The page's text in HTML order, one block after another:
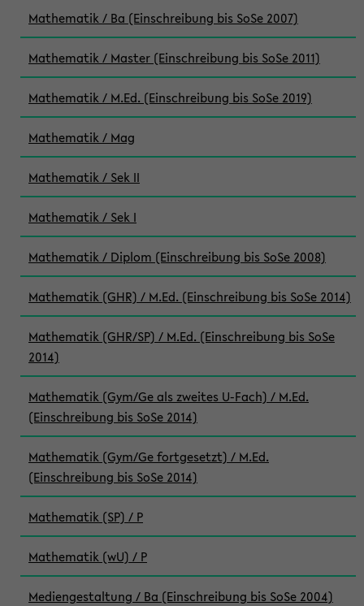
Mathematik / Ba (Einschreibung bis SoSe 2007)
Mathematik / Master (Einschreibung bis SoSe 2011)
Mathematik / M.Ed. (Einschreibung bis SoSe 2019)
Mathematik / Mag
Mathematik / Sek II
Mathematik / Sek I
Mathematik / Diplom (Einschreibung bis SoSe 2008)
Mathematik (GHR) / M.Ed. (Einschreibung bis SoSe 2014)
Mathematik (GHR/SP) / M.Ed. (Einschreibung bis SoSe
2014)
Mathematik (Gym/Ge als zweites U-Fach) / M.Ed.
(Einschreibung bis SoSe 2014)
Mathematik (Gym/Ge fortgesetzt) / M.Ed.
(Einschreibung bis SoSe 2014)
Mathematik (SP) / P
Mathematik (wU) / P
Mediengestaltung / Ba (Einschreibung bis SoSe 2004)